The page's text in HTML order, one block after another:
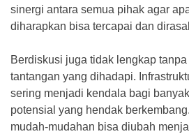
sinergi antara semua pihak agar
diharapkan bisa tercapai dan
Berdiskusi juga tidak lengkap
tantangan yang dihadapi.
sering menjadi kendala bagi
potensial yang hendak
mudah-mudahan bisa diubah